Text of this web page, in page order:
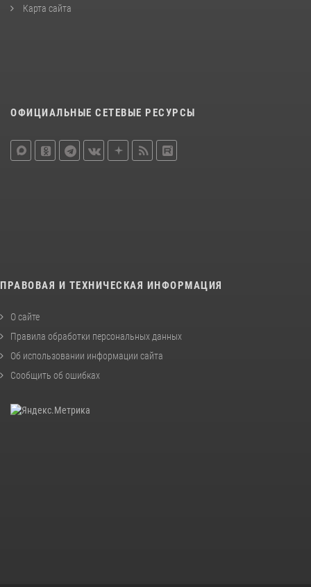
Карта сайта
ОФИЦИАЛЬНЫЕ СЕТЕВЫЕ РЕСУРСЫ
ПРАВОВАЯ И ТЕХНИЧЕСКАЯ ИНФОРМАЦИЯ
О сайте
Правила обработки персональных данных
Об использовании информации сайта
Сообщить об ошибках